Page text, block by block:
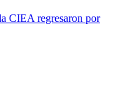
CIEA regresaron por